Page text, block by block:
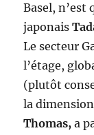
Basel,
japonais
Le secteur
l’étage,
(plutôt
la
Thomas, a